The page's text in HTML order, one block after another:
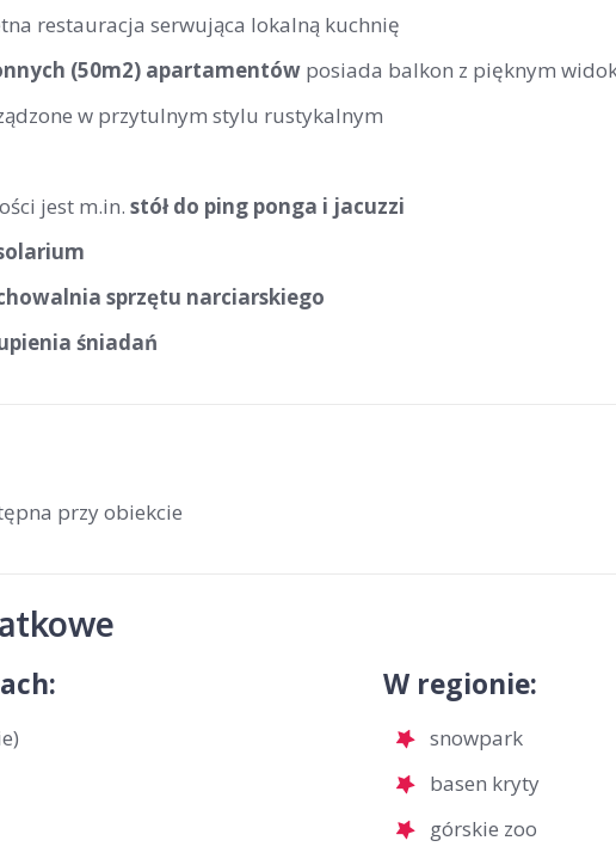
restauracja serwująca lokalną kuchnię
(50m2) apartamentów posiada balkon z pięknym
w przytulnym stylu rustykalnym
jest m.in. stół do ping ponga i jacuzzi
sprzętu narciarskiego
śniadań
przy obiekcie
W regionie:
snowpark
basen kryty
górskie zoo